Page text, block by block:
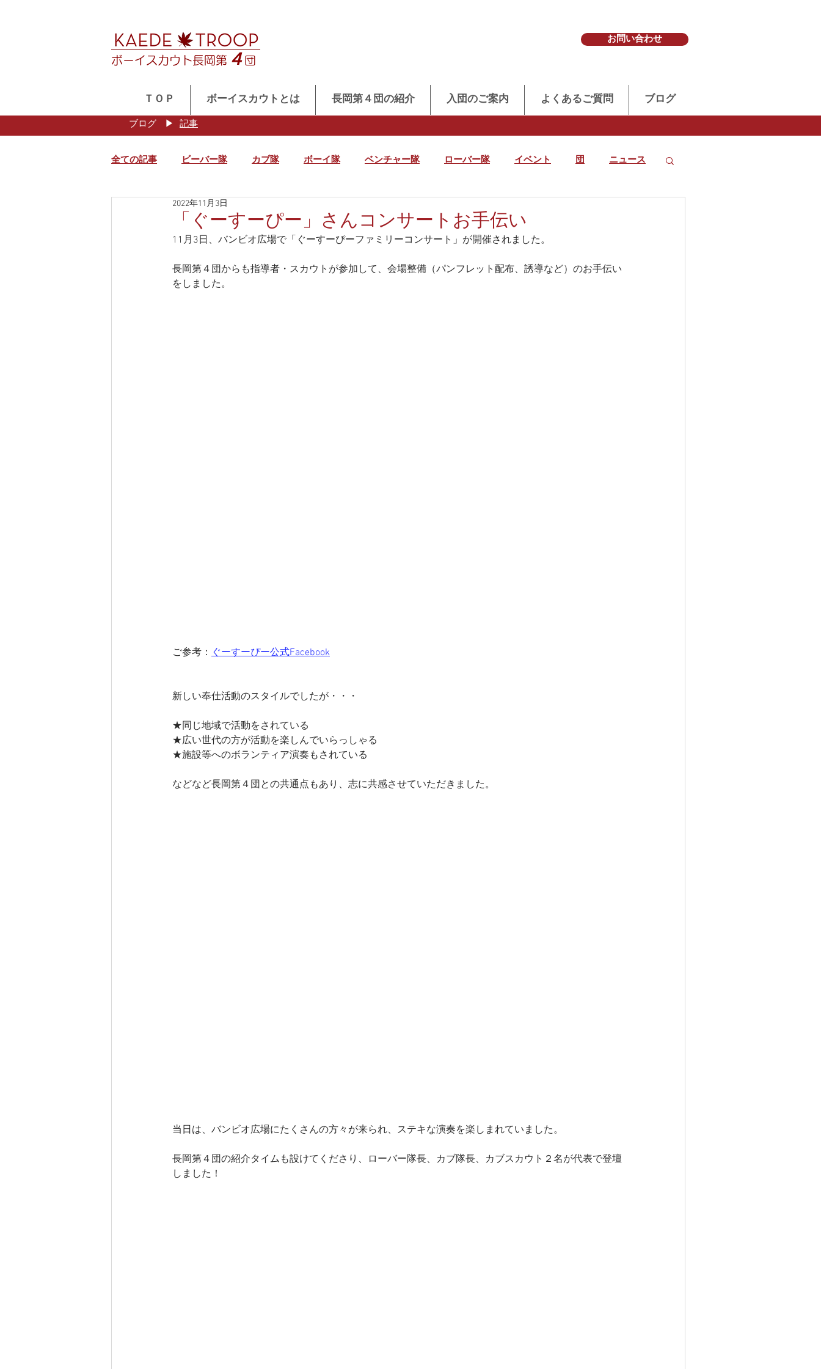
ボーイスカウト長岡第 ４ 団
お問い合わせ
ＴＯＰ ボーイスカウトとは 長岡第４団の紹介 入団のご案内 よくあるご質問 ブログ
ブログ 記事
​▶
全ての記事 ビーバー隊 カブ隊 ボーイ隊 ベンチャー隊 ローバー隊 イベント 団 ニュース
「ぐーすーぴー」さんコンサートお手伝い
2022年11月3日
11月3日、バンビオ広場で「ぐーすーぴーファミリーコンサート」が開催されました。
長岡第４団からも指導者・スカウトが参加して、会場整備（パンフレット配布、誘導など）のお手伝い
をしました。
ご参考： ぐーすーぴー公式Facebook
新しい奉仕活動のスタイルでしたが・・・
★同じ地域で活動をされている
★広い世代の方が活動を楽しんでいらっしゃる
★施設等へのボランティア演奏もされている
などなど長岡第４団との共通点もあり、志に共感させていただきました。
当日は、バンビオ広場にたくさんの方々が来られ、ステキな演奏を楽しまれていました。
長岡第４団の紹介タイムも設けてくださり、ローバー隊長、カブ隊長、カブスカウト２名が代表で登壇
しました！